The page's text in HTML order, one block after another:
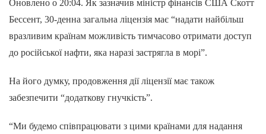
Оновлено о 20:04. Як зазначив міністр фінансів США Скотт
Бессент, 30-денна загальна ліцензія має “надати найбільш
вразливим країнам можливість тимчасово отримати доступ
до російської нафти, яка наразі застрягла в морі”.
На його думку, продовження дії ліцензії має також
забезпечити “додаткову гнучкість”.
“Ми будемо співпрацювати з цими країнами для надання